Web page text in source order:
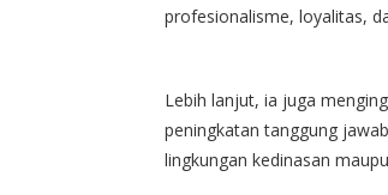
profesionalisme, loyalitas,
Lebih lanjut, ia juga
peningkatan tanggung
lingkungan kedinasan